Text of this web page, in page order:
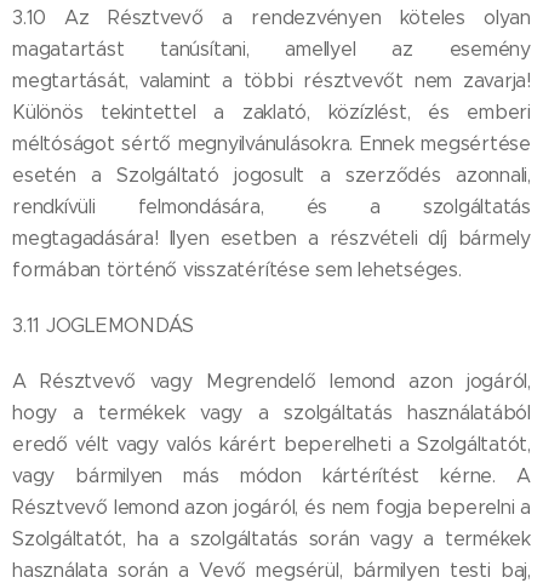
3.10 Az Résztvevő a rendezvényen köteles olyan
magatartást tanúsítani, amellyel az esemény
megtartását, valamint a többi résztvevőt nem zavarja!
Különös tekintettel a zaklató, közízlést, és emberi
méltóságot sértő megnyilvánulásokra. Ennek megsértése
esetén a Szolgáltató jogosult a szerződés azonnali,
rendkívüli felmondására, és a szolgáltatás
megtagadására! Ilyen esetben a részvételi díj bármely
formában történő visszatérítése sem lehetséges.
3.11 JOGLEMONDÁS
A Résztvevő vagy Megrendelő lemond azon jogáról,
hogy a termékek vagy a szolgáltatás használatából
eredő vélt vagy valós kárért beperelheti a Szolgáltatót,
vagy bármilyen más módon kártérítést kérne. A
Résztvevő lemond azon jogáról, és nem fogja beperelni a
Szolgáltatót, ha a szolgáltatás során vagy a termékek
használata során a Vevő megsérül, bármilyen testi baj,